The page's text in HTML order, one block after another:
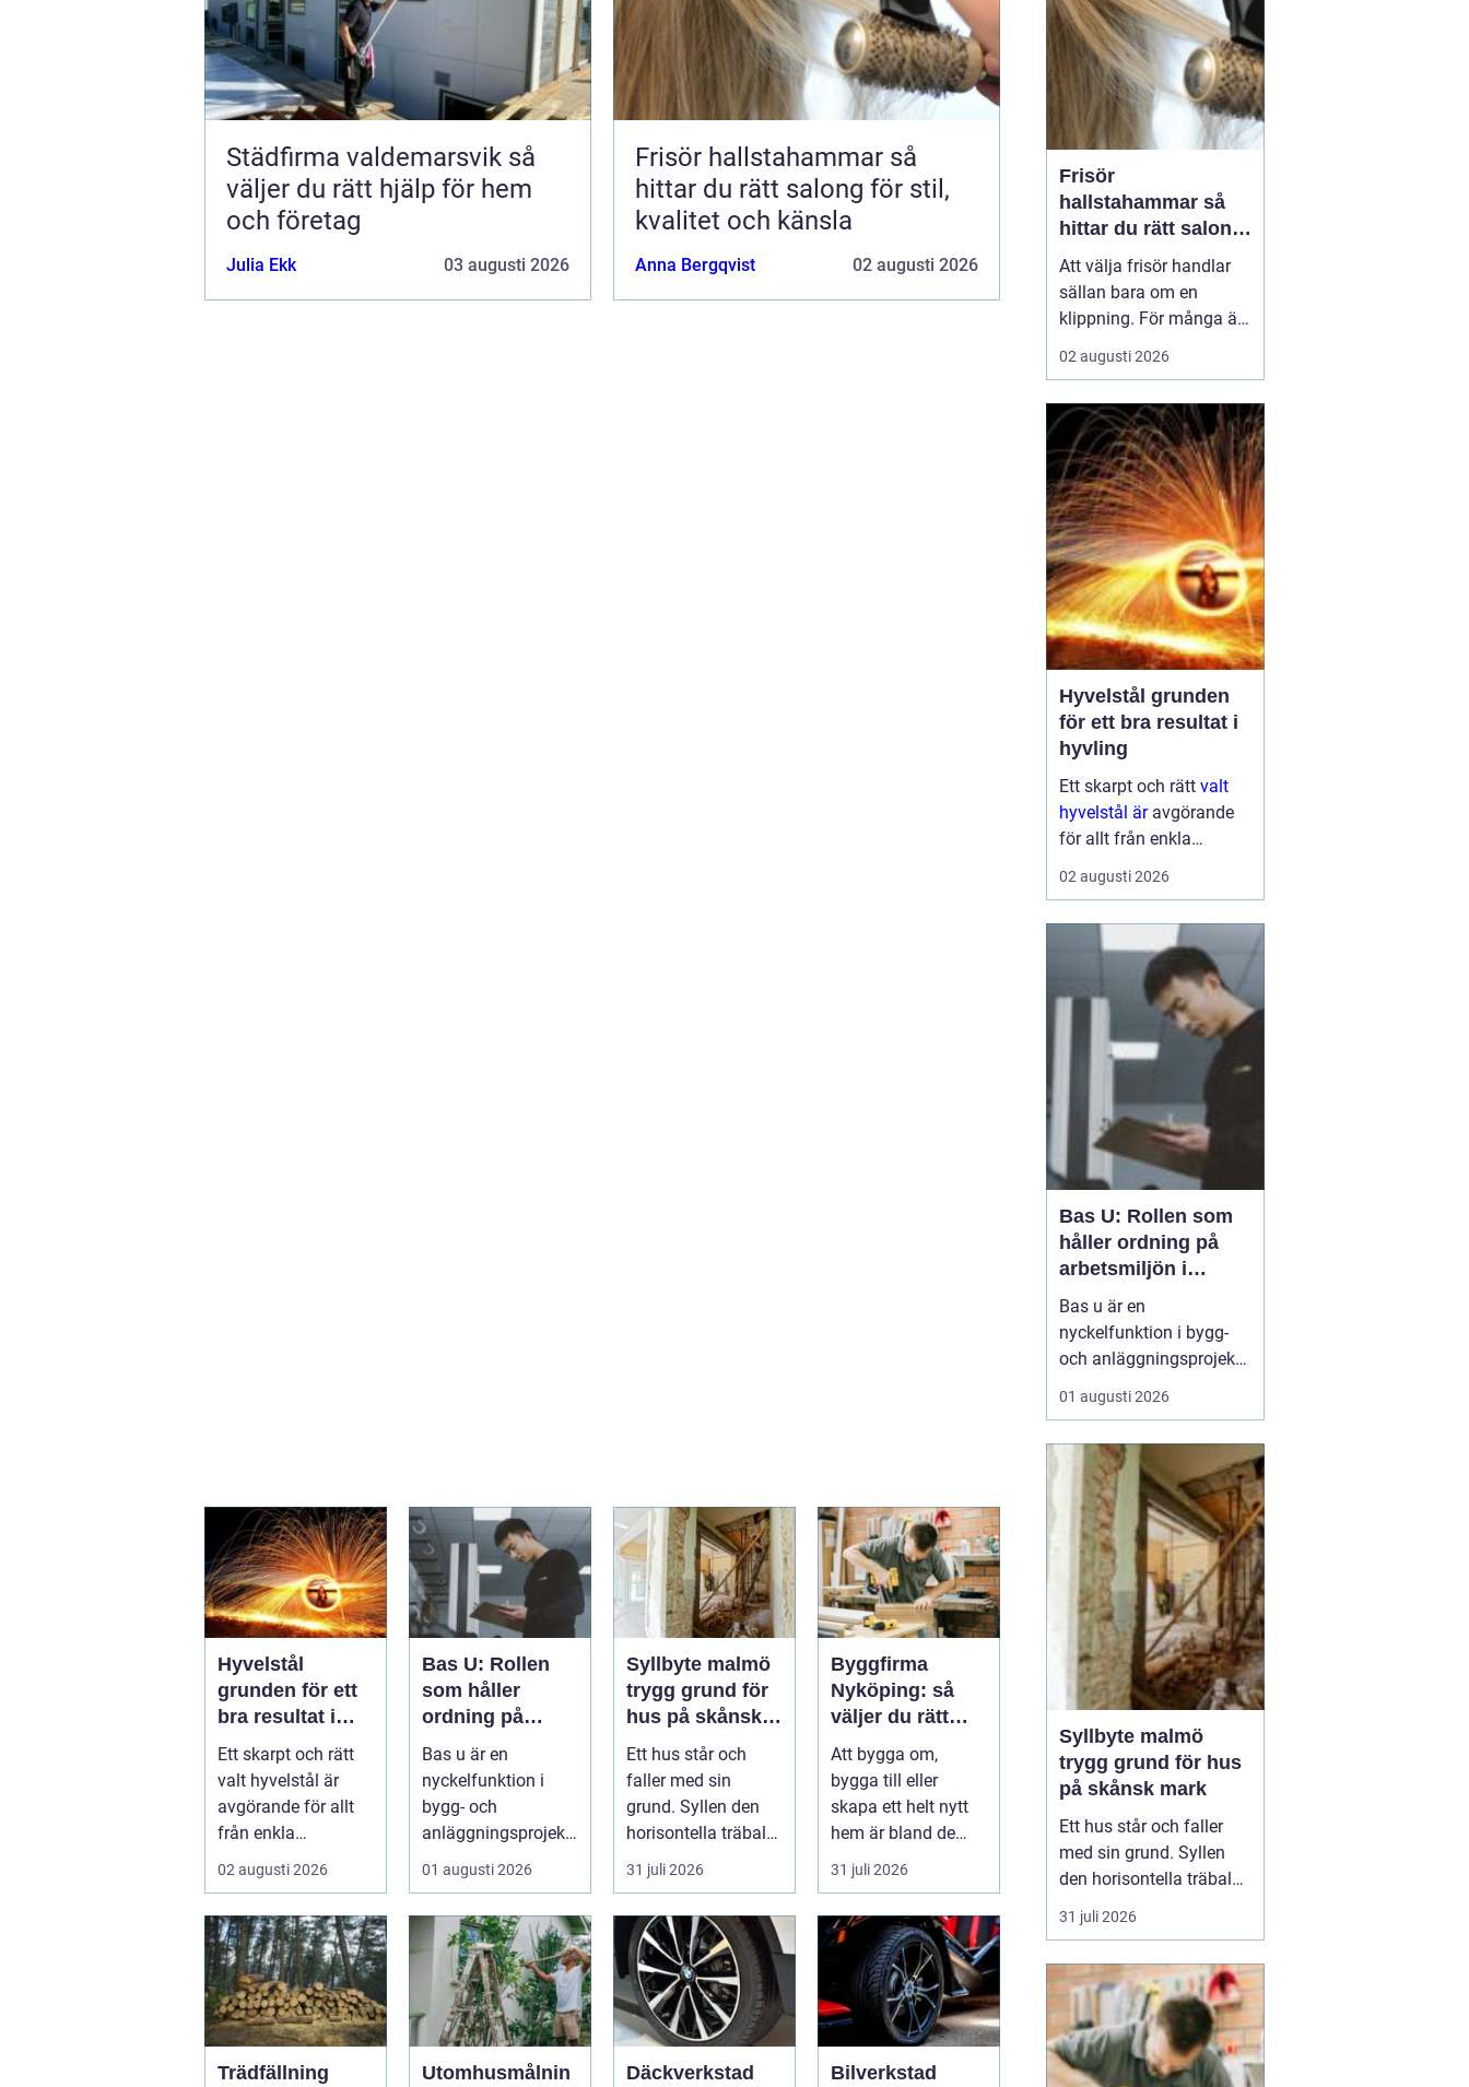
Städfirma valdemarsvik så
väljer du rätt hjälp för hem
och företag
Julia Ekk 03 augusti 2026
Frisör hallstahammar så
hittar du rätt salong för stil,
kvalitet och känsla
Anna Bergqvist 02 augusti 2026
Hyvelstål
grunden för ett
bra resultat i
hyvling
Ett skarpt och rätt
valt hyvelstål är
avgörande för allt
från enkla
hobbyprojekt i
verkstaden till k...
02 augusti 2026
Bas U: Rollen
som håller
ordning på
arbetsmiljön i
byggprojekt
Bas u är en
nyckelfunktion i
bygg- och
anläggningsprojekt,
med ansvar för att
arbetsm...
01 augusti 2026
Syllbyte malmö
trygg grund för
hus på skånsk
mark
Ett hus står och
faller med sin
grund. Syllen den
horisontella träbalk
som bär upp
väggarna mot pla...
31 juli 2026
Byggfirma
Nyköping: så
väljer du rätt
partner för ditt
projekt
Att bygga om,
bygga till eller
skapa ett helt nytt
hem är bland de
största
investeringar m...
31 juli 2026
Trädfällning Utomhusmålnin Däckverkstad Bilverkstad
skapar ro i hu...
Frisör
hallstahammar så
hittar du rätt salong
för stil, kvalitet och
känsla
Att välja frisör handlar
sällan bara om en
klippning. För många är
besöket en paus i
vardagen, ett sätt att
ibland ett viktigt
förberedande steg inför
ett stort ögonblick i livet.
I en mindre ort som
Hallstahammar blir valet
a...
02 augusti 2026
Hyvelstål grunden
för ett bra resultat i
hyvling
Ett skarpt och rätt valt
hyvelstål äravgörande
för allt från enkla
hobbyprojekt i
verkstaden till
sågverk och hyvlerier.
Ytan på virket,
maskinens effektivitet
02 augusti 2026
Bas U: Rollen som
håller ordning på
arbetsmiljön i
byggprojekt
Bas u är en
nyckelfunktion i bygg-
och anläggningsprojekt,
med ansvar för att
arbetsmiljöarbetet
utförandet. Genom att
samordna entreprenörer,
hålla arbetsmiljöplanen
levande och s&aum...
01 augusti 2026
Syllbyte malmö
trygg grund för hus
på skånsk mark
Ett hus står och faller
med sin grund. Syllen
den horisontella träbalk
som bär upp väggarna
mot plattan eller
mest utsatta delarna i en
villa. I Malmö, med
fuktigt klimat, närhet till
havet och många hus
31 juli 2026